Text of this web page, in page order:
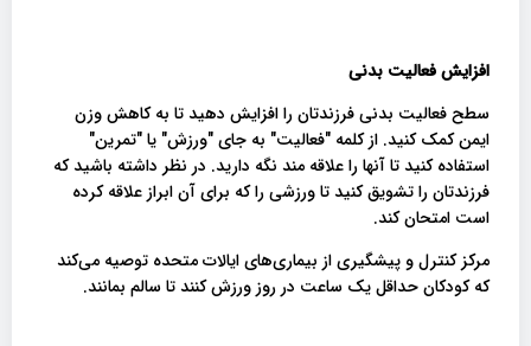
افزایش فعالیت بدنی
سطح فعالیت بدنی فرزندتان را افزایش دهید تا به کاهش وزن
ایمن کمک کنید. از کلمه "فعالیت" به جای "ورزش" یا "تمرین"
استفاده کنید تا آنها را علاقه مند نگه دارید. در نظر داشته باشید که
فرزندتان را تشویق کنید تا ورزشی را که برای آن ابراز علاقه کرده
است امتحان کند.
مرکز کنترل و پیشگیری از بیماری‌های ایالات متحده توصیه می‌کند
که کودکان حداقل یک ساعت در روز ورزش کنند تا سالم بمانند.